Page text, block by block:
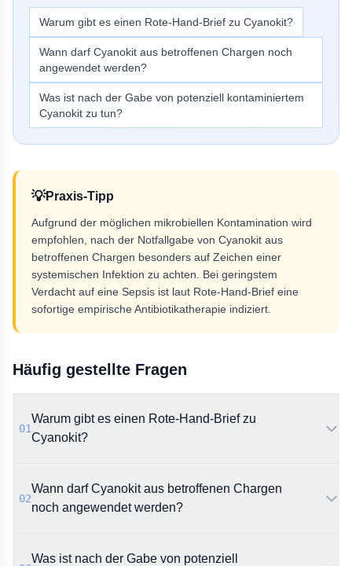
Warum gibt es einen Rote-Hand-Brief zu Cyanokit?
Wann darf Cyanokit aus betroffenen Chargen noch
angewendet werden?
Was ist nach der Gabe von potenziell kontaminiertem
Cyanokit zu tun?
💡Praxis-Tipp
Aufgrund der möglichen mikrobiellen Kontamination wird
empfohlen, nach der Notfallgabe von Cyanokit aus
betroffenen Chargen besonders auf Zeichen einer
systemischen Infektion zu achten. Bei geringstem
Verdacht auf eine Sepsis ist laut Rote-Hand-Brief eine
sofortige empirische Antibiotikatherapie indiziert.
Häufig gestellte Fragen
01
Warum gibt es einen Rote-Hand-Brief zu
Cyanokit?
mikrobiellen Kontamination einzelner Chargen von
Cyanokit 5 g Pulver. Daraus resultiert ein potenzielles
02
Wann darf Cyanokit aus betroffenen Chargen
noch angewendet werden?
klinischen Anzeichen einer Cyanidvergiftung (wie
Was ist nach der Gabe von potenziell